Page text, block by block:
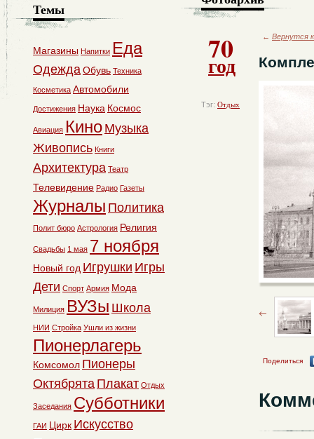
70
год
Тэг: Отдых
← Вернутся
Поделиться
Темы
Магазины Напитки Еда
ОдеждаОбувь Техника
Косметика Автомобили
Достижения Наука Космос
Авиация Кино Музыка
Живопись Книги
Архитектура Театр
Телевидение Радио Газеты
Журналы Политика
Полит бюро Астрология Религия
Свадьбы 1 мая 7 ноября
Новый год Игрушки Игры
Дети Спорт Армия Мода
Милиция ВУЗы Школа
НИИ Стройка Ушли из жизни
Пионерлагерь
Комсомол Пионеры
Октябрята Плакат Отдых
Заседания Субботники
ГАИ Цирк Искусство